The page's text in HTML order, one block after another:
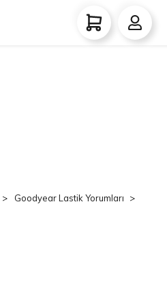
Goodyear Lastik Yorumları